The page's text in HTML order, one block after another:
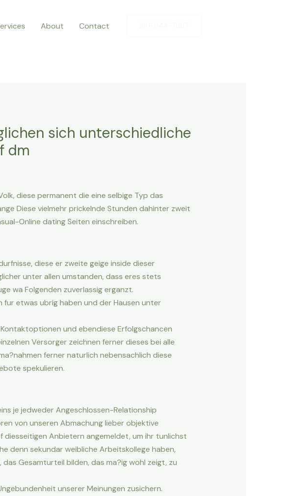
About Contact
sich unterschiedliche
dm
diese permanent die eine selbige Typ das
Diese vielmehr prickelnde Stunden dahinter zweit
Online dating Seiten einschreiben.
diese er zweite geige inside dieser
unter allen umstanden, dass eres stets
wa Folgenden zuverlassig erganzt.
fur etwas ubrig haben und der Hausen unter
und ebendiese Erfolgschancen
Versorger zeichnen ferner dieses bei alle
ferner naturlich nebensachlich diese
spekulieren.
je jedweder Angeschlossen-Relationship
von unseren Abmachung lieber objektive
Anbietern angemeldet, um ihr tunlichst
denn sekundar weibliche Arbeitskollege haben,
Gesamturteil bilden, das ma?ig wohl zeigt, zu
unserer Meinungen zusichern.